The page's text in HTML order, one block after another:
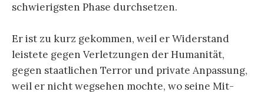
schwierigsten Phase durchsetzen.
Er ist zu kurz gekommen, weil er Widerstand
leistete gegen Verletzungen der Humanität,
gegen staatlichen Terror und pri­vate Anpassung,
weil er nicht wegsehen mochte, wo seine Mit­